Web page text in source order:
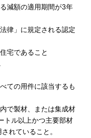
減額の適用期間が3年
律」に規定される認定
宅であること
ての用件に該当するも
で製材、または集成材
トル以上かつ主要部材
れていること。